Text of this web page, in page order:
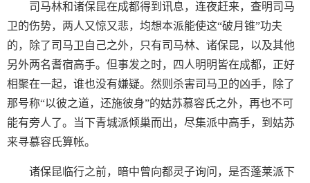
司马林和诸保昆在成都得到讯息，连夜赶来，查明司马
卫的伤势，两人又惊又悲，均想本派能使这“破月锥”功夫
的，除了司马卫自己之外，只有司马林、诸保昆，以及其他
另外两名耆宿高手。但事发之时，四人明明皆在成都，正好
相聚在一起，谁也没有嫌疑。然则杀害司马卫的凶手，除了
那号称“以彼之道，还施彼身”的姑苏慕容氏之外，再也不可
能有旁人了。当下青城派倾巢而出，尽集派中高手，到姑苏
来寻慕容氏算帐。
诸保昆临行之前，暗中曾向都灵子询问，是否蓬莱派下